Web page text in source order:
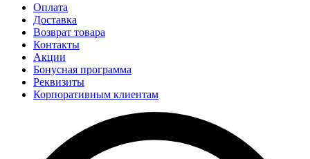
Оплата
Доставка
Возврат товара
Контакты
Акции
Бонусная программа
Реквизиты
Корпоративным клиентам